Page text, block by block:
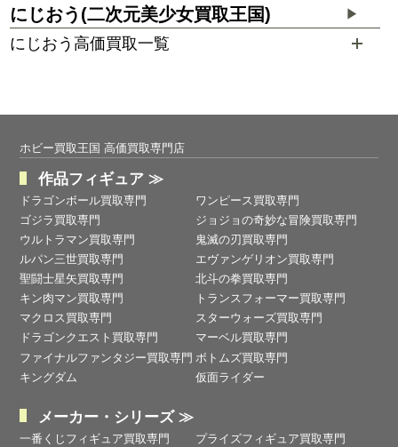
にじおう(二次元美少女買取王国) ▶
にじおう高価買取一覧
ホビー買取王国 高価買取専門店
作品フィギュア ≫
ドラゴンボール買取専門
ワンピース買取専門
ゴジラ買取専門
ジョジョの奇妙な冒険買取専門
ウルトラマン買取専門
鬼滅の刃買取専門
ルパン三世買取専門
エヴァンゲリオン買取専門
聖闘士星矢買取専門
北斗の拳買取専門
キン肉マン買取専門
トランスフォーマー買取専門
マクロス買取専門
スターウォーズ買取専門
ドラゴンクエスト買取専門
マーベル買取専門
ファイナルファンタジー買取専門 ボトムズ買取専門
キングダム
仮面ライダー
メーカー・シリーズ ≫
一番くじフィギュア買取専門
プライズフィギュア買取専門